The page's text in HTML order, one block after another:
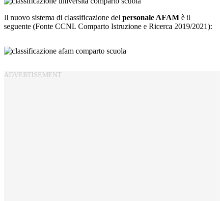
Il nuovo sistema di classificazione del personale AFAM è il
seguente (Fonte CCNL Comparto Istruzione e Ricerca 2019/2021):